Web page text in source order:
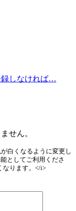
録しなければ…
せん。
白くなるように変更し
としてご利用くださ
なります。</i>